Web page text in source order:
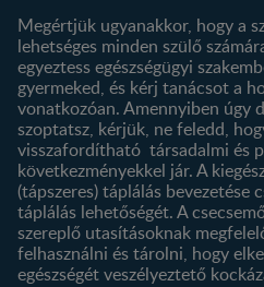
Megértjük ugyanakkor, hogy a
lehetséges minden szülő
egyeztess egészségügyi
gyermeked, és kérj tanácsot a
vonatkozóan. Amennyiben úgy
szoptatsz, kérjük, ne feledd,
visszafordítható társadalmi és
következményekkel jár. A
(tápszeres) táplálás bevezetése
táplálás lehetőségét. A
szereplő utasításoknak
felhasználni és tárolni, hogy
egészségét veszélyeztető